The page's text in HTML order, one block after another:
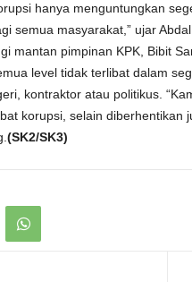
hanya menguntungkan
semua masyarakat,” ujar Abdal
mantan pimpinan KPK, Bibit
level tidak terlibat dalam
kontraktor atau politikus.
korupsi, selain diberhentikan
(SK2/SK3)